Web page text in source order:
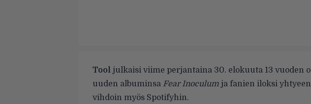
Tool julkaisi viime perjantaina 30. elokuuta 13 vuoden
uuden albuminsa Fear Inoculum ja fanien iloksi
vihdoin myös Spotifyhin.